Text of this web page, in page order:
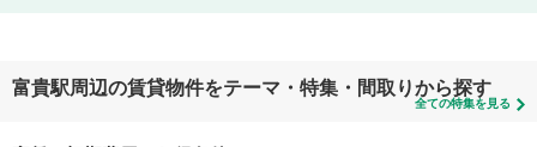
富貴駅周辺の賃貸物件をテーマ・特集・間取りから探す
全ての特集を見る